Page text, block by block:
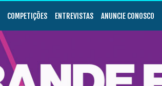
COMPETIÇÕES ENTREVISTAS ANUNCIE CONOSCO